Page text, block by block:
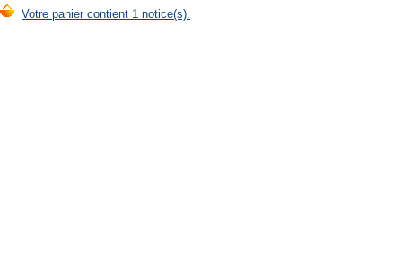
Votre panier contient 1 notice(s).